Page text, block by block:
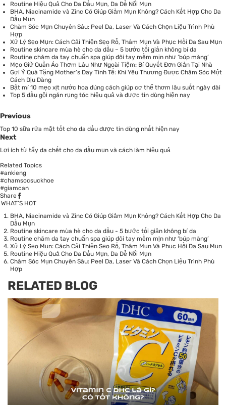
Routine Hiệu Quả Cho Da Dầu Mụn, Da Dễ Nổi Mụn
BHA, Niacinamide và Zinc Có Giúp Giảm Mụn Không? Cách Kết Hợp Cho Da
Dầu Mụn
Chăm Sóc Mụn Chuyên Sâu: Peel Da, Laser Và Cách Chọn Liệu Trình Phù
Hợp
Xử Lý Sẹo Mụn: Cách Cải Thiện Sẹo Rỗ, Thâm Mụn Và Phục Hồi Da Sau Mụn
Routine skincare mùa hè cho da dầu – 5 bước tối giản không bí da
Routine chăm da tay chuẩn spa giúp đôi tay mềm mịn như ‘búp măng’
Mẹo Giữ Quần Áo Thơm Lâu Như Ngoài Tiệm: Bí Quyết Đơn Giản Tại Nhà
Gợi Ý Quà Tặng Mother’s Day Tinh Tế: Khi Yêu Thương Được Chăm Sóc Một
Cách Dịu Dàng
Bật mí 10 mẹo xịt nước hoa đúng cách giúp cơ thể thơm lâu suốt ngày dài
Top 5 dầu gội ngăn rụng tóc hiệu quả và được tin dùng hiện nay
Previous
Top 10 sữa rửa mặt tốt cho da dầu được tin dùng nhất hiện nay
Next
Lợi ích từ tẩy da chết cho da dầu mụn và cách làm hiệu quả
Related Topics
#ankieng
#chamsocsuckhoe
#giamcan
Share
WHAT’S HOT
BHA, Niacinamide và Zinc Có Giúp Giảm Mụn Không? Cách Kết Hợp Cho Da
Dầu Mụn
Routine skincare mùa hè cho da dầu - 5 bước tối giản không bí da
Routine chăm da tay chuẩn spa giúp đôi tay mềm mịn như ‘búp măng’
Xử Lý Sẹo Mụn: Cách Cải Thiện Sẹo Rỗ, Thâm Mụn Và Phục Hồi Da Sau Mụn
Routine Hiệu Quả Cho Da Dầu Mụn, Da Dễ Nổi Mụn
Chăm Sóc Mụn Chuyên Sâu: Peel Da, Laser Và Cách Chọn Liệu Trình Phù
Hợp
RELATED BLOG